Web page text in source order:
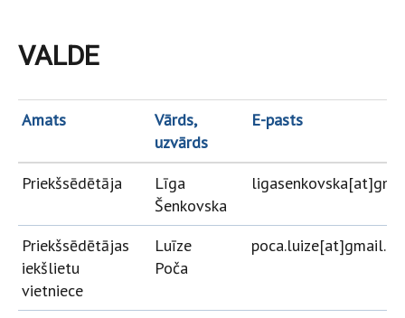
VALDE
Amats
Vārds,
uzvārds
E-pasts
Priekšsēdētāja
Līga
Šenkovska
Priekšsēdētājas
iekšlietu
vietniece
Luīze
Poča